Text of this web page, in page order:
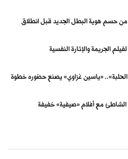
حسم هوية البطل الجديد قبل انطلاق
الجريمة والإثارة النفسية
«ياسين غزاوي» يصنع حضوره خطوة
الشاطئ مع أفلام «صيفية» خفيفة